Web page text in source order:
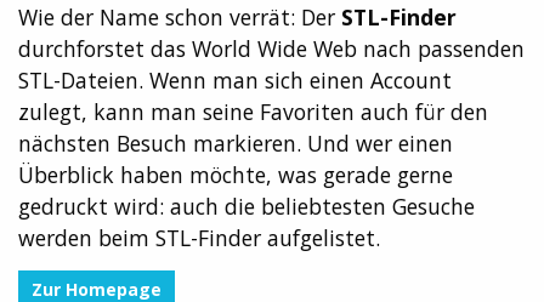
Wie der Name schon verrät: Der STL-Finder
durchforstet das World Wide Web nach passenden
STL-Dateien. Wenn man sich einen Account
zulegt, kann man seine Favoriten auch für den
nächsten Besuch markieren. Und wer einen
Überblick haben möchte, was gerade gerne
gedruckt wird: auch die beliebtesten Gesuche
werden beim STL-Finder aufgelistet.
Zur Homepage